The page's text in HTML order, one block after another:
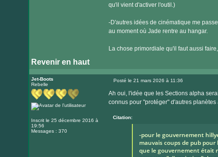
qu'il vient d'activer l'outil.)
-D'autres idées de cinématique me
au moment où Jade rentre au hangar.
La chose primordiale qu'il faut aussi
Revenir en haut
Jet-Boots
Rebelle
Inscrit le 25 décembre 2016 à
19:56
Messages : 370
Posté le 21 mars 2026 à 11:36
Ah oui, l'idée que les Sections alpha
connus pour "protéger" d'autres
Citation:
-pour le gouvernement
mauvais coups de pub
que le gouvernement était